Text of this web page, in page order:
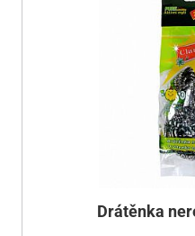
Drátěnka